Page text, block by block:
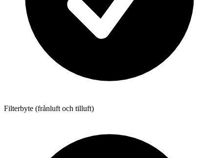
Filterbyte (frånluft och tilluft)